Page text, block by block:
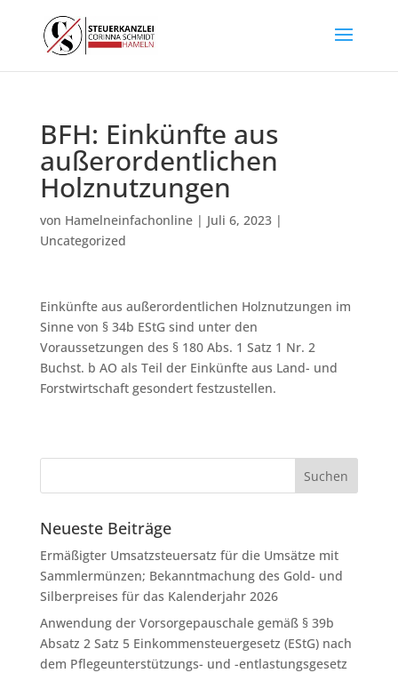
BFH: Einkünfte aus
außerordentlichen
Holznutzungen
von Hamelneinfachonline| Juli 6, 2023|
Uncategorized
Einkünfte aus außerordentlichen Holznutzungen im
Sinne von § 34b EStG sind unter den
Voraussetzungen des § 180 Abs. 1 Satz 1 Nr. 2
Buchst. b AO als Teil der Einkünfte aus Land- und
Forstwirtschaft gesondert festzustellen.
Neueste Beiträge
Ermäßigter Umsatzsteuersatz für die Umsätze mit
Sammlermünzen; Bekanntmachung des Gold- und
Silberpreises für das Kalenderjahr 2026
Anwendung der Vorsorgepauschale gemäß § 39b
Absatz 2 Satz 5 Einkommensteuergesetz (EStG) nach
dem Pflegeunterstützungs- und -entlastungsgesetz